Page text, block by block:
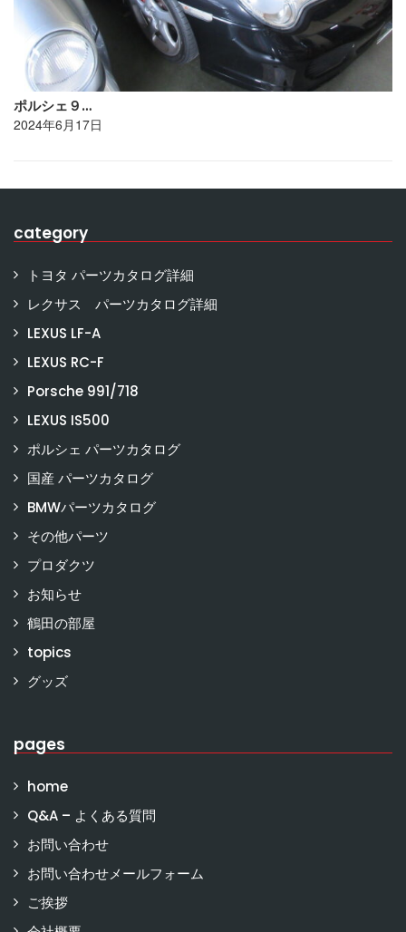
ポルシェ９…
2024年6月17日
category
トヨタ パーツカタログ詳細
レクサス パーツカタログ詳細
LEXUS LF-A
LEXUS RC-F
Porsche 991/718
LEXUS IS500
ポルシェ パーツカタログ
国産 パーツカタログ
BMWパーツカタログ
その他パーツ
プロダクツ
お知らせ
鶴田の部屋
topics
グッズ
pages
home
Q&A – よくある質問
お問い合わせ
お問い合わせメールフォーム
ご挨拶